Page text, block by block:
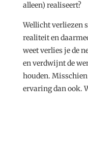
alleen) realiseert?
Wellicht verliezen
realiteit en
weet verlies je de
en verdwijnt de
houden.
ervaring dan ook.